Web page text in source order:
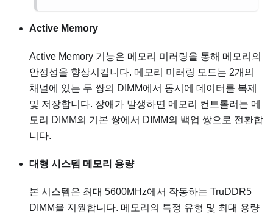
Active Memory
Active Memory 기능은 메모리 미러링을 통해 메모리의
안정성을 향상시킵니다. 메모리 미러링 모드는 2개의
채널에 있는 두 쌍의 DIMM에서 동시에 데이터를 복제
및 저장합니다. 장애가 발생하면 메모리 컨트롤러는 메
모리 DIMM의 기본 쌍에서 DIMM의 백업 쌍으로 전환합
니다.
대형 시스템 메모리 용량
본 시스템은 최대 5600MHz에서 작동하는 TruDDR5
DIMM을 지원합니다. 메모리의 특정 유형 및 최대 용량